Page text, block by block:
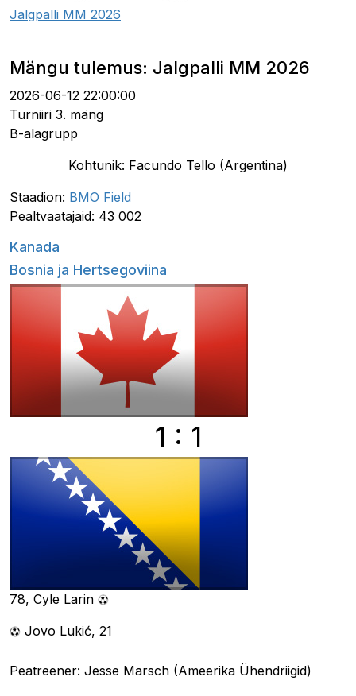
Jalgpalli MM 2026
Mängu tulemus: Jalgpalli MM 2026
2026-06-12 22:00:00
Turniiri 3. mäng
B-alagrupp
Kohtunik: Facundo Tello (Argentina)
Staadion: BMO Field
Pealtvaatajaid: 43 002
Kanada
Bosnia ja Hertsegoviina
1 : 1
78, Cyle Larin
Jovo Lukić, 21
Peatreener: Jesse Marsch (Ameerika Ühendriigid)